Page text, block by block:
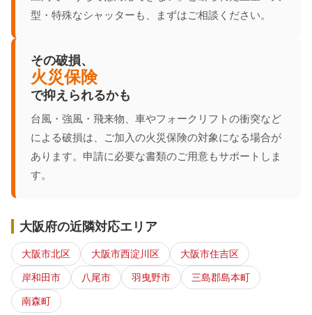
型・特殊なシャッターも、まずはご相談ください。
その破損、
火災保険
で抑えられるかも
台風・強風・飛来物、車やフォークリフトの衝突など
による破損は、ご加入の火災保険の対象になる場合が
あります。申請に必要な書類のご用意もサポートしま
す。
大阪府の近隣対応エリア
大阪市北区 大阪市西淀川区
大阪市住吉区
岸和田市
八尾市 羽曳野市
三島郡島本町
南森町